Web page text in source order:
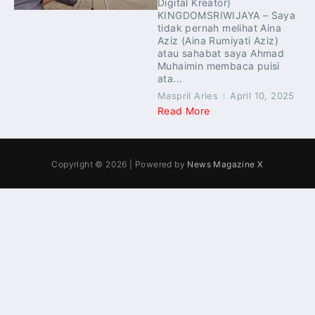
Digital Kreator)
KINGDOMSRIWIJAYA – Saya
tidak pernah melihat Aina
Aziz (Aina Rumiyati Aziz)
atau sahabat saya Ahmad
Muhaimin membaca puisi
ata...
Maspril Aries April 10, 2025
Read More
Copyright © 2026 | Powered by News Magazine X